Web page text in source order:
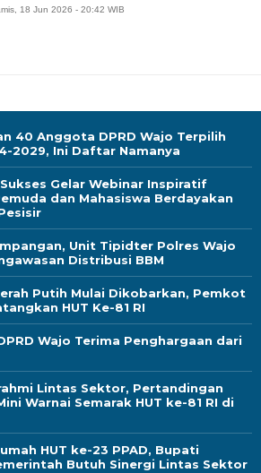
40 Anggota DPRD Wajo Terpilih
2029, Ini Daftar Namanya
Sukses Gelar Webinar Inspiratif
dan Mahasiswa Berdayakan
Unit Tipidter Polres Wajo
Distribusi BBM
Putih Mulai Dikobarkan, Pemkot
HUT Ke-81 RI
Wajo Terima Penghargaan dari
Lintas Sektor, Pertandingan
Warnai Semarak HUT ke-81 RI di
HUT ke-23 PPAD, Bupati
Butuh Sinergi Lintas Sektor
18 Jun 2026 - 20:42 WIB